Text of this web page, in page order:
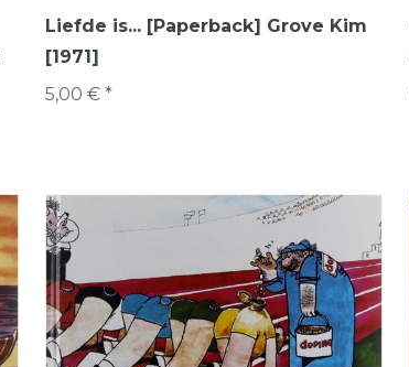
Liefde is... [Paperback] Grove Kim
[1971]
5,00 € *